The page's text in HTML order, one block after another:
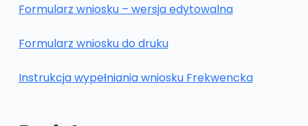
Formularz wniosku – wersja edytowalna
Formularz wniosku do druku
Instrukcja wypełniania wniosku Frekwencka